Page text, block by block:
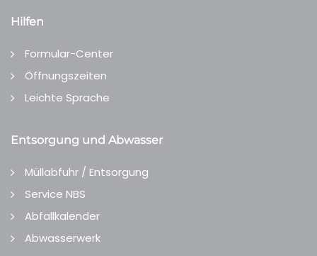
Hilfen
Formular-Center
Öffnungszeiten
Leichte Sprache
Entsorgung und Abwasser
Müllabfuhr / Entsorgung
Service NBS
Abfallkalender
Abwasserwerk